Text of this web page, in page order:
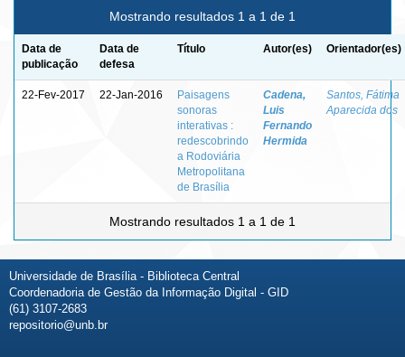
Mostrando resultados 1 a 1 de 1
Data de
publicação
Data de
defesa
Título Autor(es) Orientador(es)
22-Fev-2017 22-Jan-2016
Paisagens
sonoras
interativas :
redescobrindo
a Rodoviária
Metropolitana
de Brasília
Cadena,
Luis
Fernando
Hermida
Santos, Fátima
Aparecida dos
Mostrando resultados 1 a 1 de 1
Universidade de Brasília - Biblioteca Central
Coordenadoria de Gestão da Informação Digital - GID
(61) 3107-2683
repositorio@unb.br